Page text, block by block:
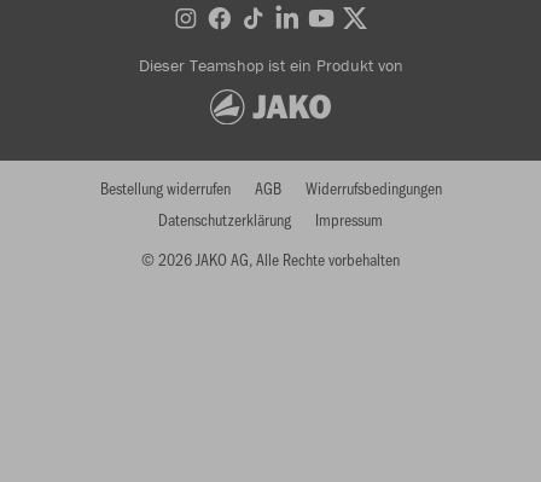
Dieser Teamshop ist ein Produkt von
© 2026 JAKO AG, Alle Rechte vorbehalten
Bestellung widerrufen AGB
Widerrufsbedingungen
Datenschutzerklärung
Impressum